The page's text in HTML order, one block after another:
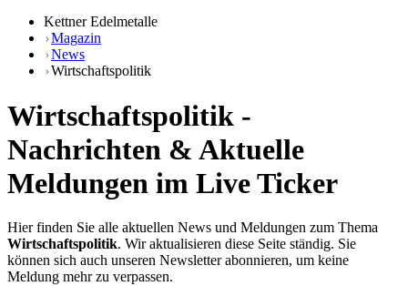
Kettner Edelmetalle
Magazin
News
Wirtschaftspolitik
Wirtschaftspolitik -
Nachrichten & Aktuelle
Meldungen im Live Ticker
Hier finden Sie alle aktuellen News und Meldungen zum Thema
Wirtschaftspolitik. Wir aktualisieren diese Seite ständig. Sie
können sich auch unseren Newsletter abonnieren, um keine
Meldung mehr zu verpassen.